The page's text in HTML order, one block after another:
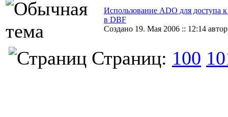
Использование ADO для доступа
в DBF
Создано 19. Мая 2006 :: 12:14
Страниц: 100